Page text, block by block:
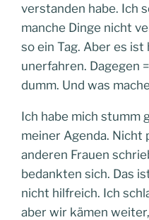
verstanden habe. Ich
manche Dinge nicht
so ein Tag. Aber es ist
unerfahren. Dagegen
dumm. Und was
Ich habe mich stumm
meiner Agenda. Nicht
anderen Frauen
bedankten sich. Das
nicht hilfreich. Ich
aber wir kämen